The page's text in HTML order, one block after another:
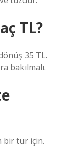
TL?
35 TL.
bakılmalı.
bir tur için.